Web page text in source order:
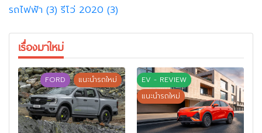
รถไฟฟ้า (3) รีโว่ 2020 (3)
เรื่องมาใหม่
FORD แนะนำรถใหม่
EV - REVIEW
แนะนำรถใหม่